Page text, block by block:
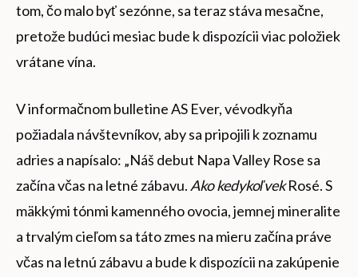
tom, čo malo byť sezónne, sa teraz stáva mesačne,
pretože budúci mesiac bude k dispozícii viac položiek
vrátane vína.
V informačnom bulletine AS Ever, vévodkyňa
požiadala návštevníkov, aby sa pripojili k zoznamu
adries a napísalo: „Náš debut Napa Valley Rose sa
začína včas na letné zábavu. Ako kedykoľvekRosé. S
mäkkými tónmi kamenného ovocia, jemnej mineralite
a trvalým cieľom sa táto zmes na mieru začína práve
včas na letnú zábavu a bude k dispozícii na zakúpenie